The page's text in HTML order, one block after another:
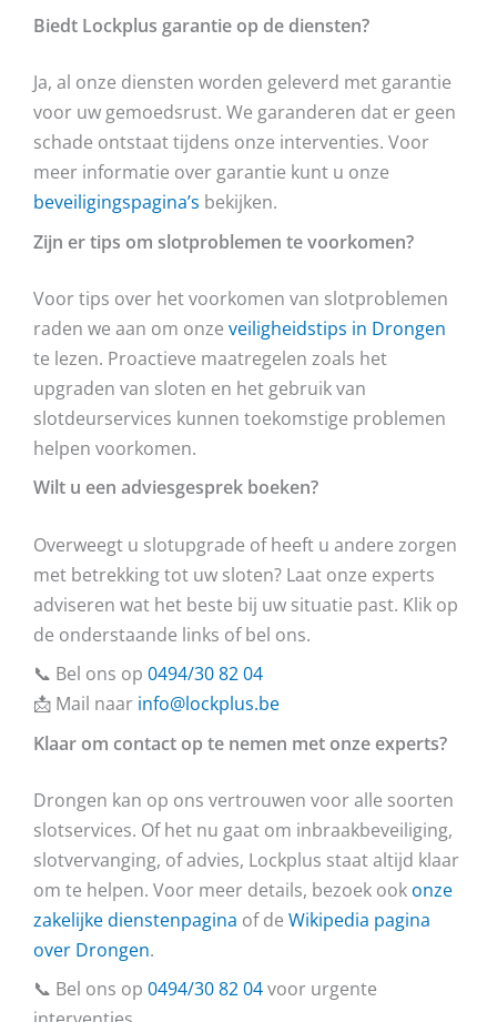
Biedt Lockplus garantie op de diensten?
Ja, al onze diensten worden geleverd met garantie
voor uw gemoedsrust. We garanderen dat er geen
schade ontstaat tijdens onze interventies. Voor
meer informatie over garantie kunt u onze
beveiligingspagina’s bekijken.
Zijn er tips om slotproblemen te voorkomen?
Voor tips over het voorkomen van slotproblemen
raden we aan om onze veiligheidstips in Drongen
te lezen. Proactieve maatregelen zoals het
upgraden van sloten en het gebruik van
slotdeurservices kunnen toekomstige problemen
helpen voorkomen.
Wilt u een adviesgesprek boeken?
Overweegt u slotupgrade of heeft u andere zorgen
met betrekking tot uw sloten? Laat onze experts
adviseren wat het beste bij uw situatie past. Klik op
de onderstaande links of bel ons.
📞 Bel ons op 0494/30 82 04
📩 Mail naar info@lockplus.be
Klaar om contact op te nemen met onze experts?
Drongen kan op ons vertrouwen voor alle soorten
slotservices. Of het nu gaat om inbraakbeveiliging,
slotvervanging, of advies, Lockplus staat altijd klaar
om te helpen. Voor meer details, bezoek ook onze
zakelijke dienstenpagina of de Wikipedia pagina
over Drongen.
📞 Bel ons op 0494/30 82 04voor urgente